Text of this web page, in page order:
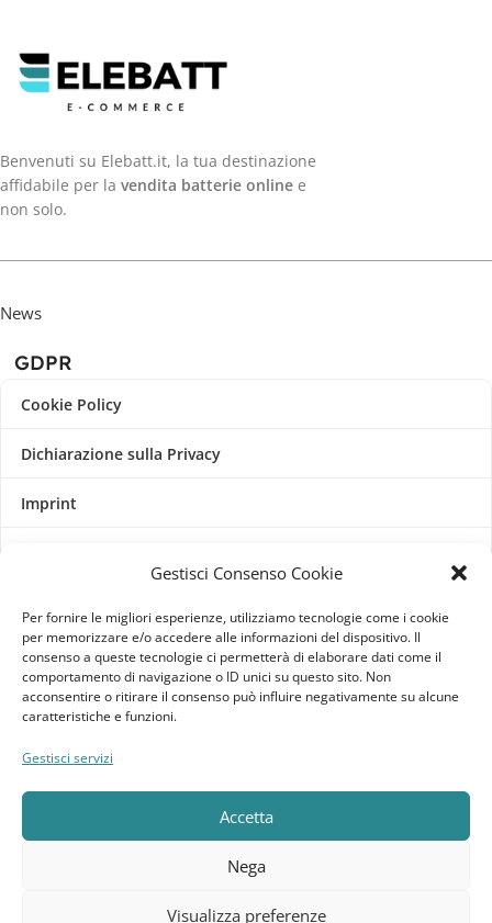
Gestisci Consenso Cookie
Per fornire le migliori esperienze, utilizziamo tecnologie come i cookie
per memorizzare e/o accedere alle informazioni del dispositivo. Il
consenso a queste tecnologie ci permetterà di elaborare dati come il
comportamento di navigazione o ID unici su questo sito. Non
acconsentire o ritirare il consenso può influire negativamente su alcune
caratteristiche e funzioni.
Gestisci servizi
Accetta
Nega
Visualizza preferenze
Benvenuti su Elebatt.it, la tua destinazione
affidabile per la vendita batterie online e
non solo.
News
GDPR
Cookie Policy
Dichiarazione sulla Privacy
Imprint
Pagine Dedicate
Raffrescatori Evaporativi Industriali
CLIENTE